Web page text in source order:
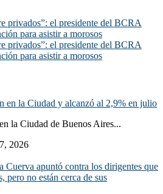
privados”: el presidente del BCRA
para asistir a morosos
privados”: el presidente del BCRA
para asistir a morosos
en la Ciudad y alcanzó al 2,9% en julio
la Ciudad de Buenos Aires...
2026
Cuerva apuntó contra los dirigentes que
pero no están cerca de sus